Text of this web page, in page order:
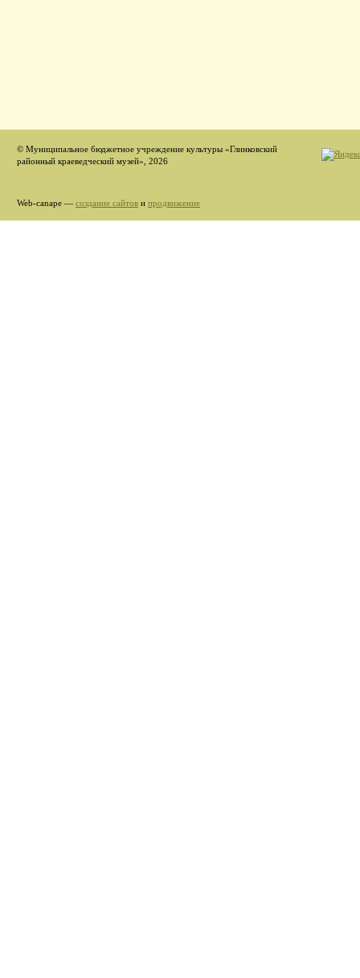
© Муниципальное бюджетное учреждение культуры «Глинковский
районный краеведческий музей», 2026
Web-canape — создание сайтов и продвижение